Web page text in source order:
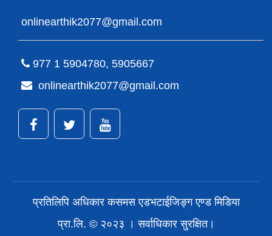
onlinearthik2077@gmail.com
977 1 5904780, 5905667
onlinearthik2077@gmail.com
प्रतिलिपि अधिकार कसमस एडभटाईजिङ्ग एण्ड मिडिया
प्रा.लि. © २०२३ । सर्वाधिकार सुरक्षित।